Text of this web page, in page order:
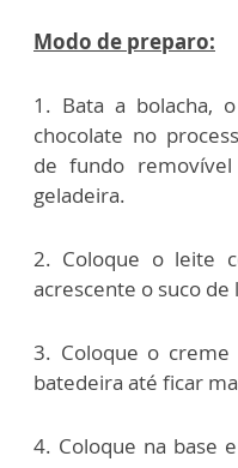
Modo de preparo:
1. Bata a bolacha,
chocolate no
de fundo
geladeira.
2. Coloque o leite
acrescente o suco
3. Coloque o
batedeira até ficar
4. Coloque na base